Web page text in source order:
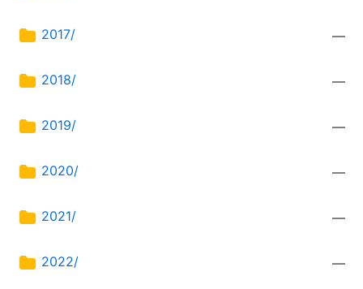
2017/ —
2018/ —
2019/ —
2020/ —
2021/ —
2022/ —